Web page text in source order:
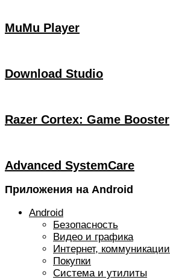
MuMu Player
Download Studio
Razer Cortex: Game Booster
Advanced SystemCare
Приложения на Android
Android
Безопасность
Видео и графика
Интернет, коммуникации
Покупки
Система и утилиты